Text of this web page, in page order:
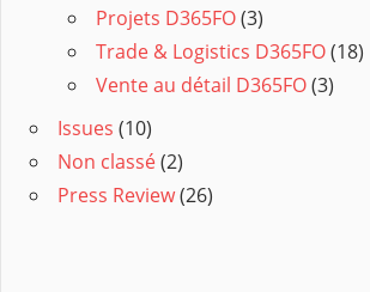
Projets D365FO(3)
Trade & Logistics D365FO(18)
Vente au détail D365FO(3)
Issues (10)
Non classé(2)
Press Review(26)